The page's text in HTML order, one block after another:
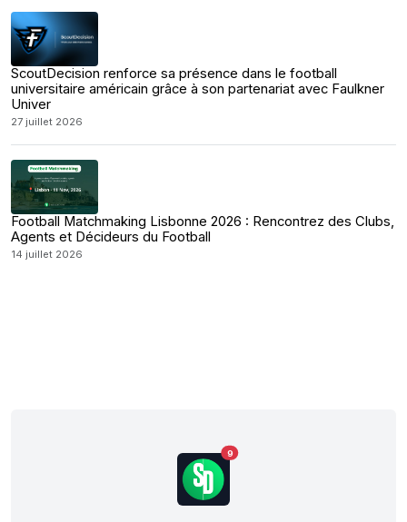
ScoutDecision renforce sa présence dans le football
universitaire américain grâce à son partenariat avec Faulkner
Univer
27 juillet 2026
Football Matchmaking Lisbonne 2026 : Rencontrez des Clubs,
Agents et Décideurs du Football
14 juillet 2026
9